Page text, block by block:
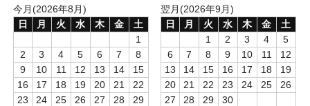
今月(2026年8月)
日
月 火 水 木 金
土
1
2
3 4 5 6 7
8
9
10 11 12 13 14
15
16
17 18 19 20 21
22
23
24 25 26 27 28
29
翌月(2026年9月)
日
月 火 水 木 金
土
1
2 3 4
5
6
7 8 9 10 11
12
13
14 15 16 17 18
19
20
21 22 23 24 25
26
27
28 29
30